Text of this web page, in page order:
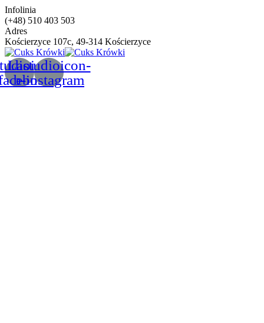
Infolinia
(+48) 510 403 503
Adres
Kościerzyce 107c, 49-314 Kościerzyce
Lastudioicon-
b-instagram